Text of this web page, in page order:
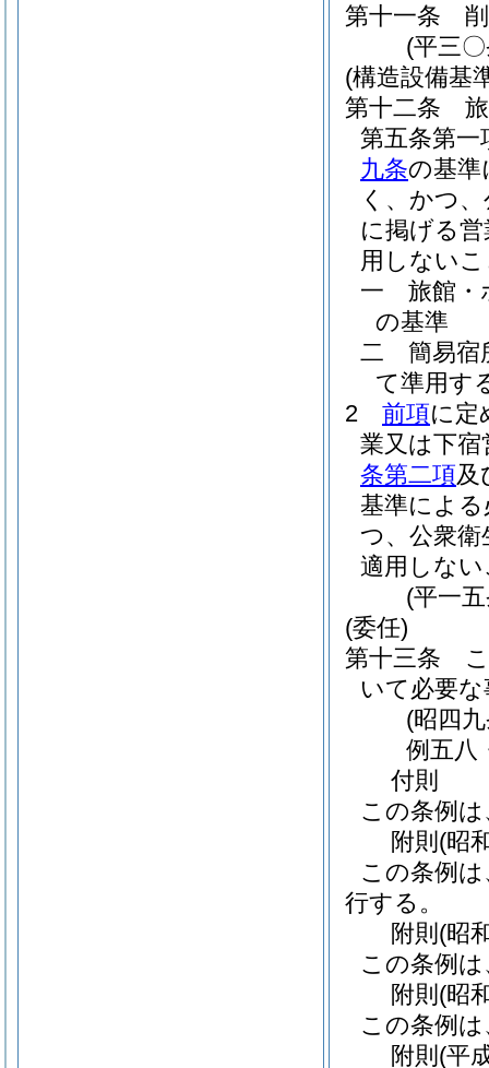
第十一条
(平三
(構造設備基
第十二条
第五条第
九条の基準
く、かつ
に掲げる
用しない
一
旅館
の基準
二
簡易
て準用す
2
前項に定
業又は下
条第二項及
基準によ
つ、公衆
適用しな
(平一
(委任)
第十三条
いて必要
(昭四
例五八
付則
この条例
附則 (昭
この条例
行する。
附則 (昭
この条例
附則 (昭
この条例
附則 (平